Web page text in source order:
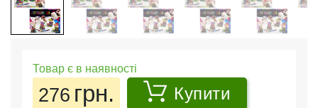
Товар є в наявності
276 грн. Купити